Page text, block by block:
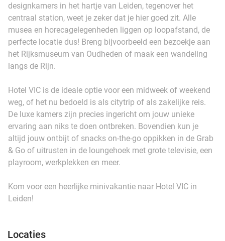
designkamers in het hartje van Leiden, tegenover het
centraal station, weet je zeker dat je hier goed zit. Alle
musea en horecagelegenheden liggen op loopafstand, de
perfecte locatie dus! Breng bijvoorbeeld een bezoekje aan
het Rijksmuseum van Oudheden of maak een wandeling
langs de Rijn.
Hotel VIC is de ideale optie voor een midweek of weekend
weg, of het nu bedoeld is als citytrip of als zakelijke reis.
De luxe kamers zijn precies ingericht om jouw unieke
ervaring aan niks te doen ontbreken. Bovendien kun je
altijd jouw ontbijt of snacks on-the-go oppikken in de Grab
& Go of uitrusten in de loungehoek met grote televisie, een
playroom, werkplekken en meer.
Kom voor een heerlijke minivakantie naar Hotel VIC in
Leiden!
Locaties